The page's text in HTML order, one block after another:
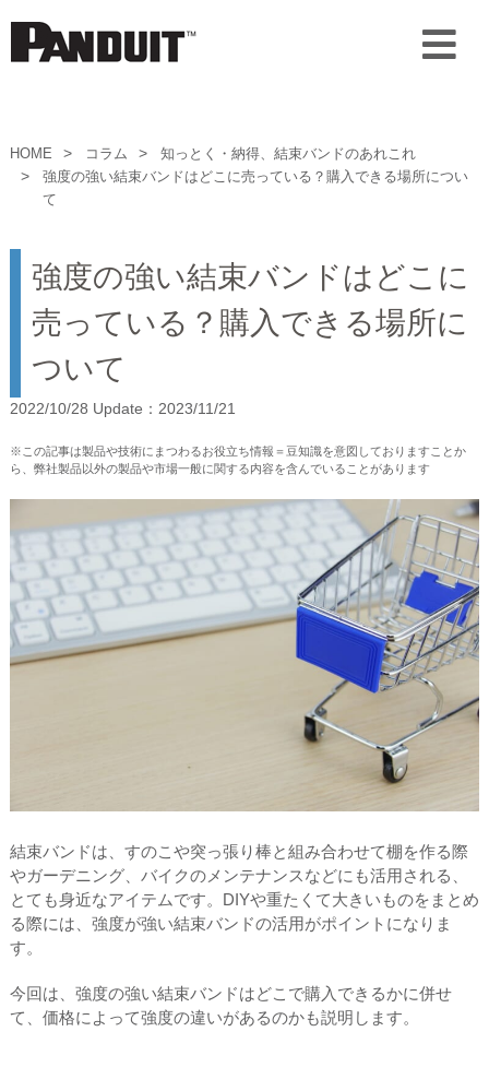
HOME コラム
知っとく・納得、結束バンドのあれこれ
強度の強い結束バンドはどこに売っている？購入できる場所につい
て
強度の強い結束バンドはどこに
売っている？購入できる場所に
ついて
2022/10/28 Update：2023/11/21
※この記事は製品や技術にまつわるお役立ち情報＝豆知識を意図しておりますことか
ら、弊社製品以外の製品や市場一般に関する内容を含んでいることがあります
結束バンドは、すのこや突っ張り棒と組み合わせて棚を作る際
やガーデニング、バイクのメンテナンスなどにも活用される、
とても身近なアイテムです。DIYや重たくて大きいものをまとめ
る際には、強度が強い結束バンドの活用がポイントになりま
す。
今回は、強度の強い結束バンドはどこで購入できるかに併せ
て、価格によって強度の違いがあるのかも説明します。